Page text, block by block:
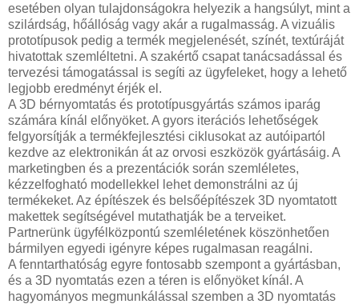
esetében olyan tulajdonságokra helyezik a hangsúlyt, mint a
szilárdság, hőállóság vagy akár a rugalmasság. A vizuális
prototípusok pedig a termék megjelenését, színét, textúráját
hivatottak szemléltetni. A szakértő csapat tanácsadással és
tervezési támogatással is segíti az ügyfeleket, hogy a lehető
legjobb eredményt érjék el.
A 3D bérnyomtatás és prototípusgyártás számos iparág
számára kínál előnyöket. A gyors iterációs lehetőségek
felgyorsítják a termékfejlesztési ciklusokat az autóipartól
kezdve az elektronikán át az orvosi eszközök gyártásáig. A
marketingben és a prezentációk során szemléletes,
kézzelfogható modellekkel lehet demonstrálni az új
termékeket. Az építészek és belsőépítészek 3D nyomtatott
makettek segítségével mutathatják be a terveiket.
Partnerünk ügyfélközpontú szemléletének köszönhetően
bármilyen egyedi igényre képes rugalmasan reagálni.
A fenntarthatóság egyre fontosabb szempont a gyártásban,
és a 3D nyomtatás ezen a téren is előnyöket kínál. A
hagyományos megmunkálással szemben a 3D nyomtatás